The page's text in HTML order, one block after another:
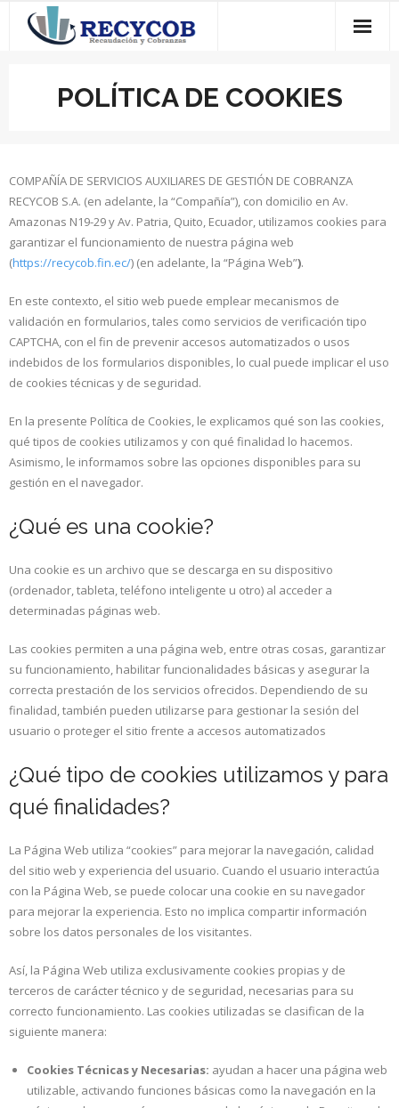
contenido
POLÍTICA DE COOKIES
COMPAÑÍA DE SERVICIOS AUXILIARES DE GESTIÓN DE COBRANZA
RECYCOB S.A. (en adelante, la “Compañía”), con domicilio en Av.
Amazonas N19-29 y Av. Patria, Quito, Ecuador, utilizamos cookies para
garantizar el funcionamiento de nuestra página web
(https://recycob.fin.ec/) (en adelante, la “Página Web”).
En este contexto, el sitio web puede emplear mecanismos de
validación en formularios, tales como servicios de verificación tipo
CAPTCHA, con el fin de prevenir accesos automatizados o usos
indebidos de los formularios disponibles, lo cual puede implicar el uso
de cookies técnicas y de seguridad.
En la presente Política de Cookies, le explicamos qué son las cookies,
qué tipos de cookies utilizamos y con qué finalidad lo hacemos.
Asimismo, le informamos sobre las opciones disponibles para su
gestión en el navegador.
¿Qué es una cookie?
Una cookie es un archivo que se descarga en su dispositivo
(ordenador, tableta, teléfono inteligente u otro) al acceder a
determinadas páginas web.
Las cookies permiten a una página web, entre otras cosas, garantizar
su funcionamiento, habilitar funcionalidades básicas y asegurar la
correcta prestación de los servicios ofrecidos. Dependiendo de su
finalidad, también pueden utilizarse para gestionar la sesión del
usuario o proteger el sitio frente a accesos automatizados
¿Qué tipo de cookies utilizamos y para
qué finalidades?
La Página Web utiliza “cookies” para mejorar la navegación, calidad
del sitio web y experiencia del usuario. Cuando el usuario interactúa
con la Página Web, se puede colocar una cookie en su navegador
para mejorar la experiencia. Esto no implica compartir información
sobre los datos personales de los visitantes.
Así, la Página Web utiliza exclusivamente cookies propias y de
terceros de carácter técnico y de seguridad, necesarias para su
correcto funcionamiento. Las cookies utilizadas se clasifican de la
siguiente manera:
Cookies Técnicas y Necesarias: ayudan a hacer una página web
utilizable, activando funciones básicas como la navegación en la